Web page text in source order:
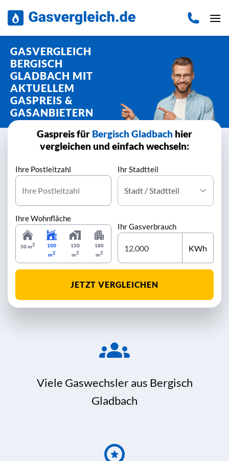
Inhalt
GASVERGLEICH
BERGISCH
GLADBACH MIT
AKTUELLEM
GASPREIS &
GASANBIETERN
Gaspreis für Bergisch Gladbach hier
vergleichen und einfach wechseln:
Ihre Postleitzahl Ihr Stadtteil
Ihre Wohnfläche
50 m2
100
m2
150
m2
180
m2
Ihr Gasverbrauch
KWh
JETZT VERGLEICHEN
Viele Gaswechsler aus Bergisch
Gladbach